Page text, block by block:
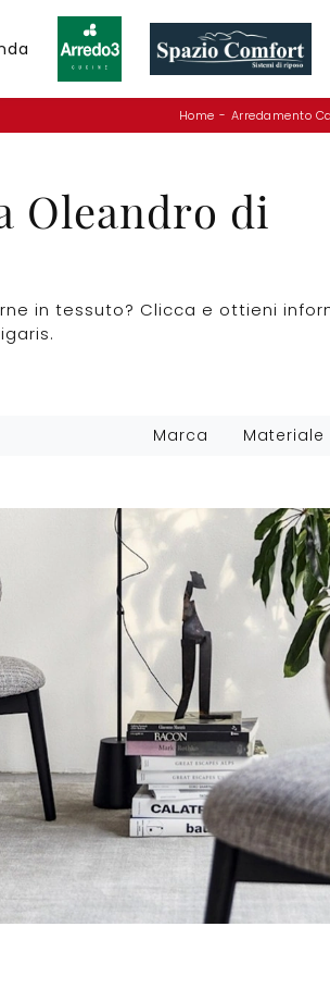
Home - Arredamento
Oleandro di
in tessuto? Clicca e ottieni
Marca Materiale